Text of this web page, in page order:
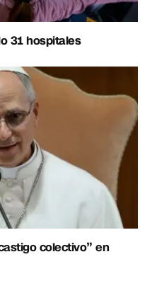
31 hospitales
colectivo” en